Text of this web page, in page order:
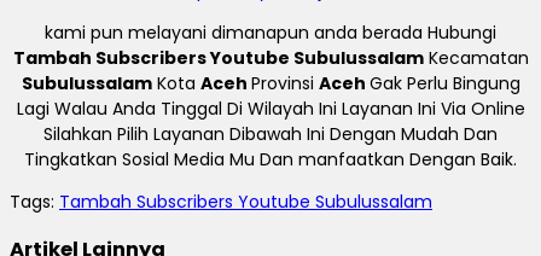
kami pun melayani dimanapun anda berada Hubungi
Tambah Subscribers Youtube SubulussalamKecamatan
SubulussalamKota Aceh Provinsi Aceh Gak Perlu Bingung
Lagi Walau Anda Tinggal Di Wilayah Ini Layanan Ini Via Online
Silahkan Pilih Layanan Dibawah Ini Dengan Mudah Dan
Tingkatkan Sosial Media Mu Dan manfaatkan Dengan Baik.
Tags: Tambah Subscribers Youtube Subulussalam
Artikel Lainnya